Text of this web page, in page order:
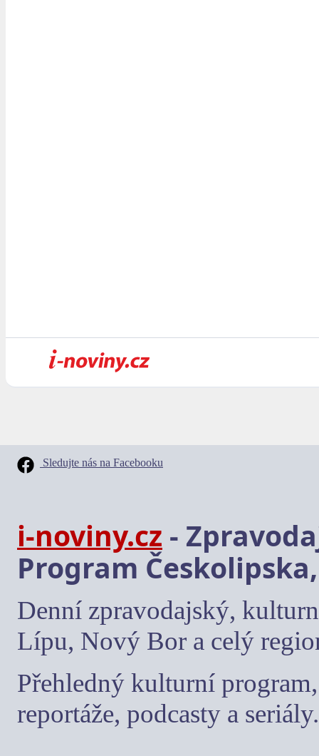
Sledujte nás na Facebooku
i-noviny.cz -
Program
Denní zpravodajský,
Lípu, Nový Bor a celý
Přehledný kulturní
reportáže, podcasty a seriály.